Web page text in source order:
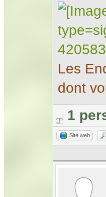
Les
dont
1
Site web